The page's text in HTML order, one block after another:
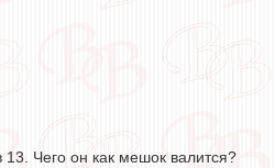
Чего он как мешок валится?